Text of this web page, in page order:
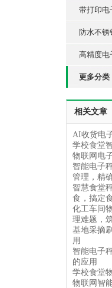
带打印电
防水不锈
高精度电
更多分类
相关文章
AI收货电
学校食堂
物联网电
智能电子
管理，精
智慧食堂
食，搞定
化工车间
理难题，
基地采摘
用
智能电子
的应用
学校食堂
物联网智